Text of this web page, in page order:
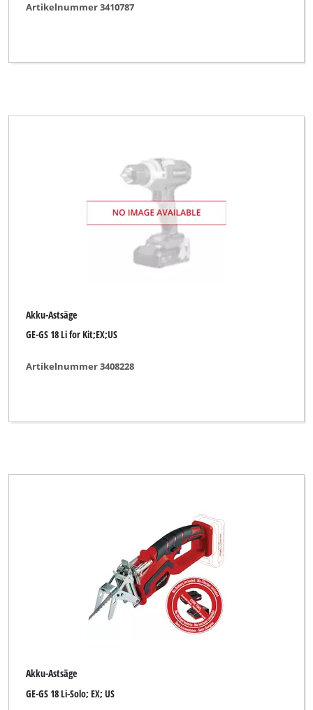
Artikelnummer 3410787
Akku-Astsäge
GE-GS 18 Li for Kit;EX;US
Artikelnummer 3408228
Akku-Astsäge
GE-GS 18 Li-Solo; EX; US